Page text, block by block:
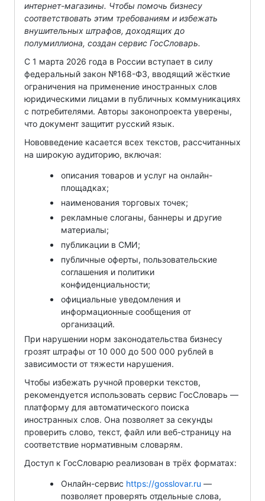
интернет-магазины. Чтобы помочь бизнесу
соответствовать этим требованиям и избежать
внушительных штрафов, доходящих до
полумиллиона, создан сервис ГосСловарь.
С 1 марта 2026 года в России вступает в силу
федеральный закон №168-ФЗ, вводящий жёсткие
ограничения на применение иностранных слов
юридическими лицами в публичных коммуникациях
с потребителями. Авторы законопроекта уверены,
что документ защитит русский язык.
Нововведение касается всех текстов, рассчитанных
на широкую аудиторию, включая:
описания товаров и услуг на онлайн-
площадках;
наименования торговых точек;
рекламные слоганы, баннеры и другие
материалы;
публикации в СМИ;
публичные оферты, пользовательские
соглашения и политики
конфиденциальности;
официальные уведомления и
информационные сообщения от
организаций.
При нарушении норм законодательства бизнесу
грозят штрафы от 10 000 до 500 000 рублей в
зависимости от тяжести нарушения.
Чтобы избежать ручной проверки текстов,
рекомендуется использовать сервис ГосСловарь —
платформу для автоматического поиска
иностранных слов. Она позволяет за секунды
проверить слово, текст, файл или веб-страницу на
соответствие нормативным словарям.
Доступ к ГосСловарю реализован в трёх форматах:
Онлайн-сервис https://gosslovar.ru —
позволяет проверять отдельные слова,